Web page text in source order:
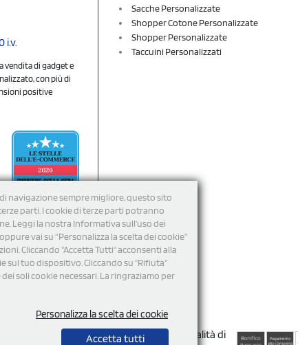
navigazione sempre migliore, questo sito
parti. I cookie di terze parti potranno
Leggi la nostra Informativa sull’uso dei
vai su “Personalizza la scelta dei cookie”
Cliccando "Accetta Tutti" acconsenti alla
sul tuo dispositivo. Cliccando su "Rifiuta"
soli cookie necessari. La ringraziamo per
Personalizza la scelta dei cookie
Accetta tutti
i.v.
vendita di gadget e
con più di
positive
Sacche Personalizzate
Shopper Cotone Personalizzate
Shopper Personalizzate
Taccuini Personalizzati
Modalità di